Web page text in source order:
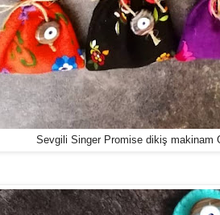
Sevgili Singer Promise dikiş makinam